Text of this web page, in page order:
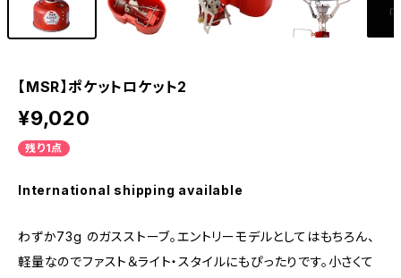
【MSR】ポケットロケット2
¥9,020
残り1点
International shipping available
わずか73g のガスストーブ。エントリーモデルとしてはもちろん、
軽量なのでファスト＆ライト・スタイルにもぴったりです。小さくて